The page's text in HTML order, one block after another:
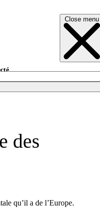
Close menu
des
qu’il a de l’Europe.